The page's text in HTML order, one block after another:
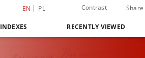
EN PL Contrast Share
INDEXES RECENTLY VIEWED